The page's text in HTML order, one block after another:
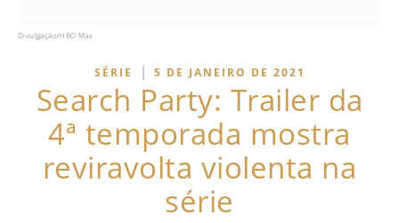
Divulgação/HBO Max
SÉRIE | 5 DE JANEIRO DE 2021
Search Party: Trailer da
4ª temporada mostra
reviravolta violenta na
série